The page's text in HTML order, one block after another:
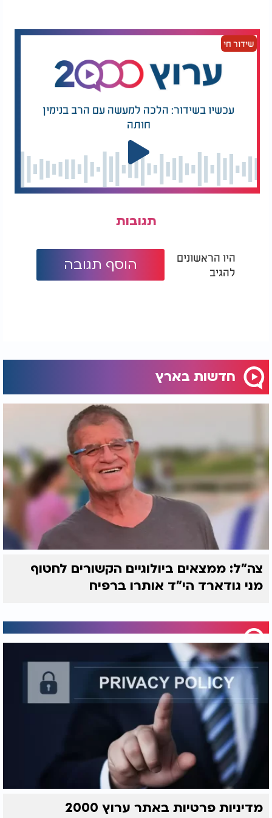
שידור חי
עכשיו בשידור: הלכה למעשה עם הרב בנימין
חותה
תגובות
היו הראשונים
להגיב
הוסף תגובה
חדשות בארץ
צה"ל: ממצאים ביולוגיים הקשורים לחטוף
מני גודארד הי"ד אותרו ברפיח
מדיניות פרטיות באתר ערוץ 2000